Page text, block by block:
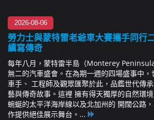
2026-08-06
勞力士與蒙特雷老爺車大賽攜手同行
續寫傳奇
每年八月，蒙特雷半島（Monterey
無二的汽車盛會。在為期一週的四場盛事中，
車手、 工程師及觀眾匯聚於此，品鑑世代傳
藝與傳奇故事。這裡 擁有得天獨厚的自然環
蜿蜒的太平洋海岸線以及北加州的 開闊公路
作提供絕佳展示舞台。...